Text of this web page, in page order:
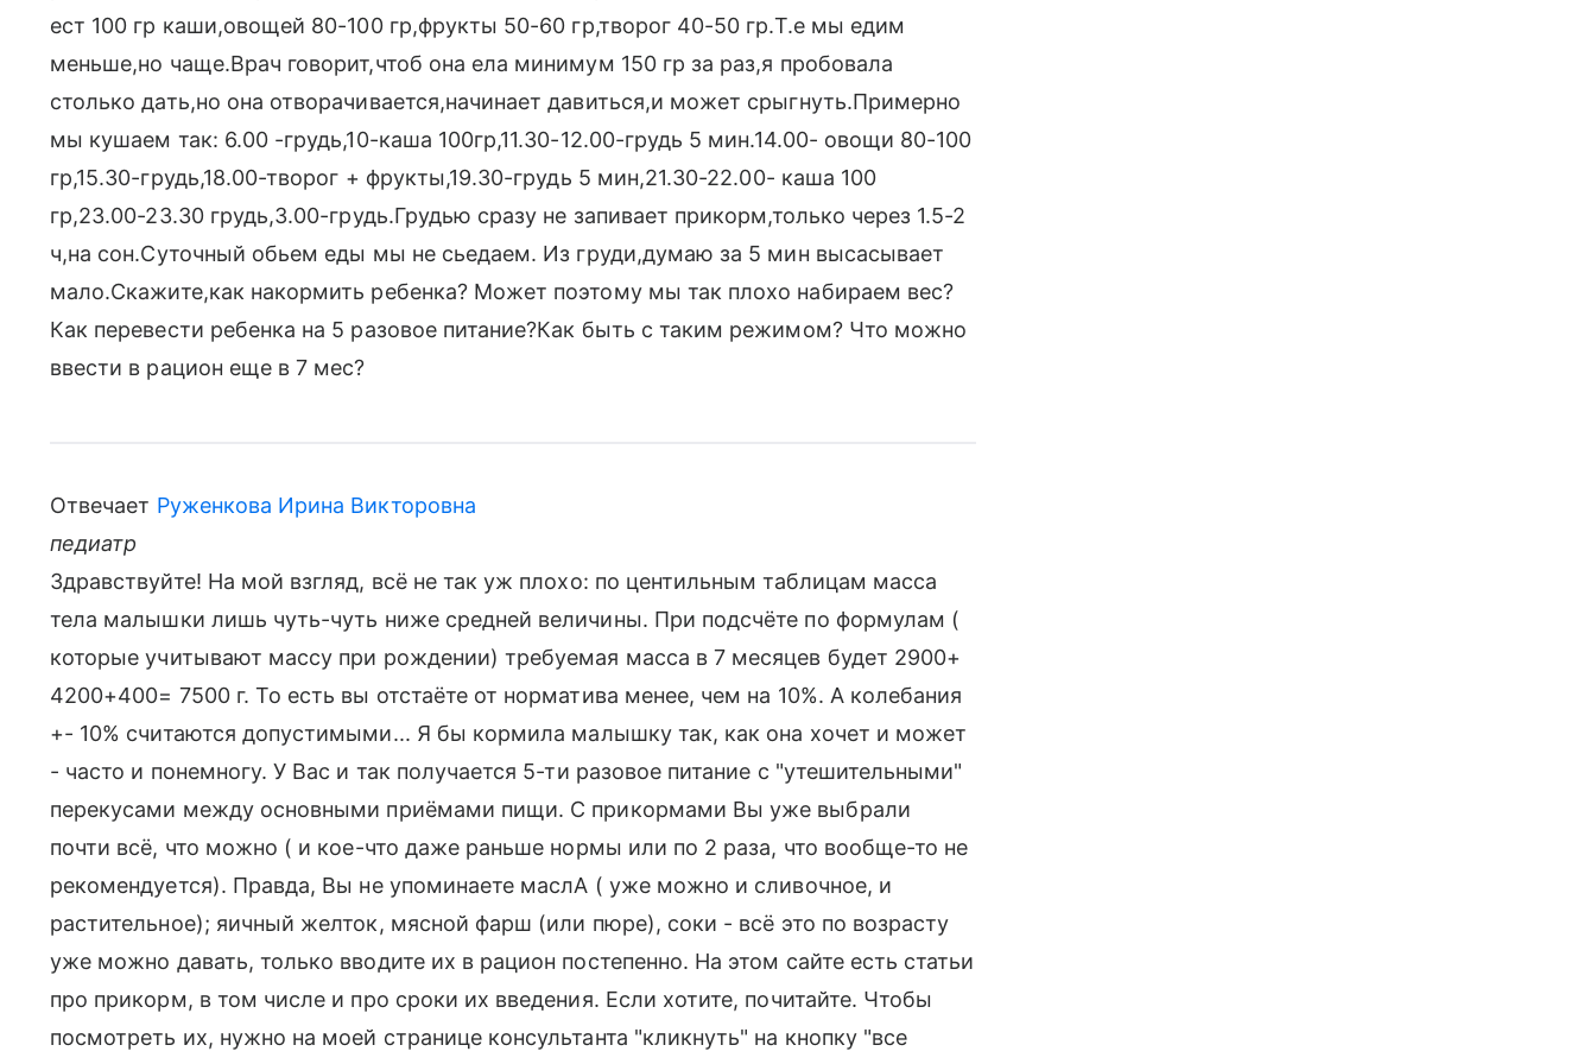
ест 100 гр каши,овощей 80-100 гр,фрукты 50-60 гр,творог 40-50 гр.Т.е мы едим
меньше,но чаще.Врач говорит,чтоб она ела минимум 150 гр за раз,я пробовала
столько дать,но она отворачивается,начинает давиться,и может срыгнуть.Примерно
мы кушаем так: 6.00 -грудь,10-каша 100гр,11.30-12.00-грудь 5 мин.14.00- овощи 80-100
гр,15.30-грудь,18.00-творог + фрукты,19.30-грудь 5 мин,21.30-22.00- каша 100
гр,23.00-23.30 грудь,3.00-грудь.Грудью сразу не запивает прикорм,только через 1.5-2
ч,на сон.Суточный обьем еды мы не сьедаем. Из груди,думаю за 5 мин высасывает
мало.Скажите,как накормить ребенка? Может поэтому мы так плохо набираем вес?
Как перевести ребенка на 5 разовое питание?Как быть с таким режимом? Что можно
ввести в рацион еще в 7 мес?
Отвечает Руженкова Ирина Викторовна
педиатр
Здравствуйте! На мой взгляд, всё не так уж плохо: по центильным таблицам масса
тела малышки лишь чуть-чуть ниже средней величины. При подсчёте по формулам (
которые учитывают массу при рождении) требуемая масса в 7 месяцев будет 2900+
4200+400= 7500 г. То есть вы отстаёте от норматива менее, чем на 10%. А колебания
+- 10% считаются допустимыми... Я бы кормила малышку так, как она хочет и может
- часто и понемногу. У Вас и так получается 5-ти разовое питание с "утешительными"
перекусами между основными приёмами пищи. С прикормами Вы уже выбрали
почти всё, что можно ( и кое-что даже раньше нормы или по 2 раза, что вообще-то не
рекомендуется). Правда, Вы не упоминаете маслА ( уже можно и сливочное, и
растительное); яичный желток, мясной фарш (или пюре), соки - всё это по возрасту
уже можно давать, только вводите их в рацион постепенно. На этом сайте есть статьи
про прикорм, в том числе и про сроки их введения. Если хотите, почитайте. Чтобы
посмотреть их, нужно на моей странице консультанта "кликнуть" на кнопку "все